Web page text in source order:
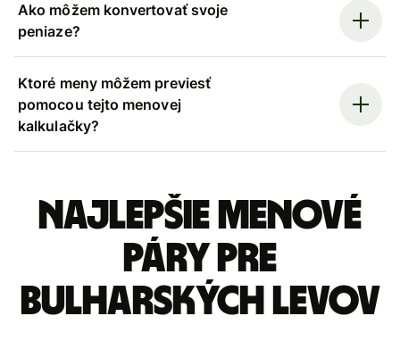
Ako môžem konvertovať svoje
peniaze?
Ktoré meny môžem previesť
pomocou tejto menovej
kalkulačky?
Najlepšie menové
páry pre
Bulharských levov